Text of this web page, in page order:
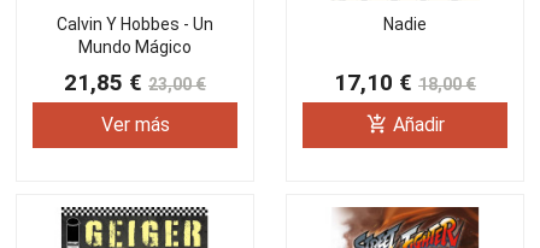
Calvin Y Hobbes - Un
Mundo Mágico
21,85 € 23,00 €
Ver más
Nadie
17,10 € 18,00 €
add_shopping_cart Añadir